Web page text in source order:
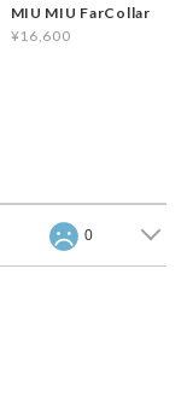
MIU MIU FarCollar
¥16,600
0